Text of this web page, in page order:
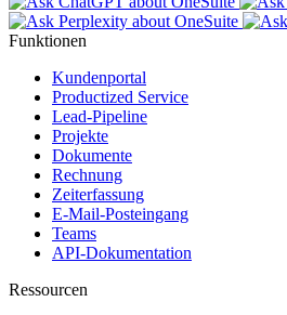
Funktionen
Kundenportal
Productized Service
Lead-Pipeline
Projekte
Dokumente
Rechnung
Zeiterfassung
E-Mail-Posteingang
Teams
API-Dokumentation
Ressourcen